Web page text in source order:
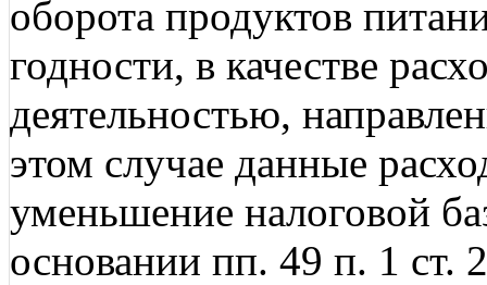
оборота продуктов
годности, в качестве
деятельностью,
этом случае данные
уменьшение налоговой
основании пп. 49 п. 1 ст.